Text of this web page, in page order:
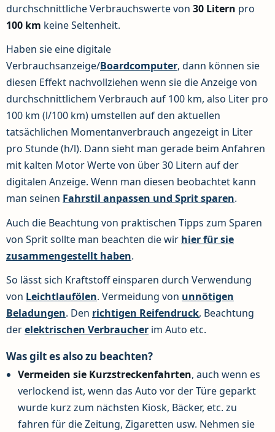
durchschnittliche Verbrauchswerte von 30 Litern pro
100 km keine Seltenheit.
Haben sie eine digitale
Verbrauchsanzeige/Boardcomputer, dann können sie
diesen Effekt nachvollziehen wenn sie die Anzeige von
durchschnittlichem Verbrauch auf 100 km, also Liter pro
100 km (l/100 km) umstellen auf den aktuellen
tatsächlichen Momentanverbrauch angezeigt in Liter
pro Stunde (h/l). Dann sieht man gerade beim Anfahren
mit kalten Motor Werte von über 30 Litern auf der
digitalen Anzeige. Wenn man diesen beobachtet kann
man seinen Fahrstil anpassen und Sprit sparen.
Auch die Beachtung von praktischen Tipps zum Sparen
von Sprit sollte man beachten die wir hier für sie
zusammengestellt haben.
So lässt sich Kraftstoff einsparen durch Verwendung
von Leichtlaufölen. Vermeidung von unnötigen
Beladungen. Den richtigen Reifendruck, Beachtung
derelektrischen Verbraucher im Auto etc.
Was gilt es also zu beachten?
Vermeiden sie Kurzstreckenfahrten, auch wenn es
verlockend ist, wenn das Auto vor der Türe geparkt
wurde kurz zum nächsten Kiosk, Bäcker, etc. zu
fahren für die Zeitung, Zigaretten usw. Nehmen sie